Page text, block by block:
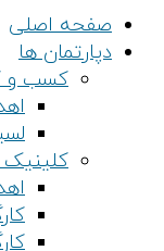
صفحه اصلی
دپارتمان ها
کسب و
کلینیک